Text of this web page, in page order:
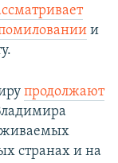
и
продолжают
странах и на